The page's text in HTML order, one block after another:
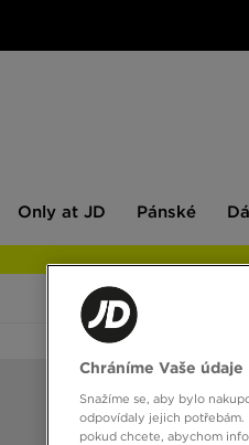
JD
Only at JD Pánské
Chráníme Vaše údaje
Snažíme se, aby bylo
odpovídaly jejich potřebám.
pokud chcete, abychom